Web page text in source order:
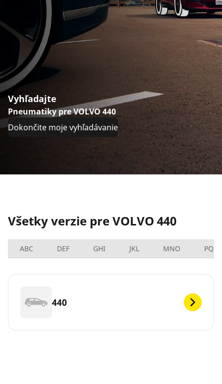
Vyhľadajte
Pneumatiky pre VOLVO 440
Dokončite moje vyhľadávanie
Všetky verzie pre VOLVO 440
ABC DEF GHI JKL MNO PQRS
440